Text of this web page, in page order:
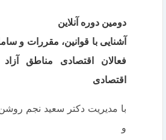
دومین دوره آنلاین
آشنایی با قوانین، مقررات و
فعالان اقتصادی مناطق
اقتصادی
با مدیریت دکتر سعید نجم
و